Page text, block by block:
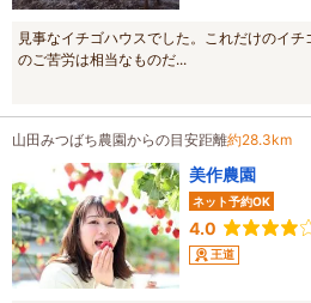
見事なイチゴハウスでした。これだけのイ
のご苦労は相当なものだ...
山田みつばち農園からの目安距離約28.3km
美作農園
ネット予約OK
4.0
王道